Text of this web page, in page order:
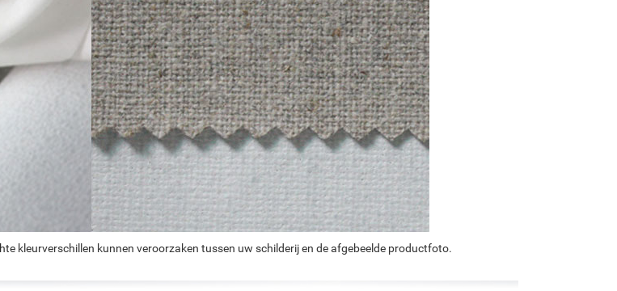
kleurverschillen kunnen veroorzaken tussen uw schilderij en de afgebeelde productfoto.